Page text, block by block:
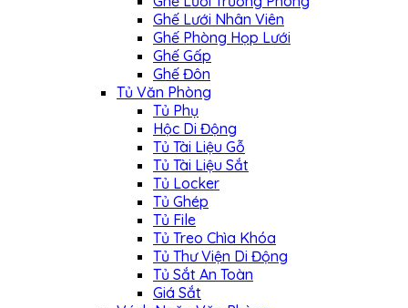
Ghế Lưới Nhân Viên
Ghế Phòng Họp Lưới
Ghế Gấp
Ghế Đôn
Tủ Văn Phòng
Tủ Phụ
Hộc Di Động
Tủ Tài Liệu Gỗ
Tủ Tài Liệu Sắt
Tủ Locker
Tủ Ghép
Tủ File
Tủ Treo Chìa Khóa
Tủ Thư Viện Di Động
Tủ Sắt An Toàn
Giá Sắt